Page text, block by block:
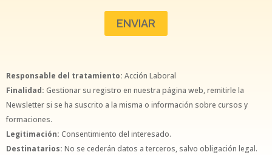
Responsable del tratamiento: Acción Laboral
Finalidad: Gestionar su registro en nuestra página web, remitirle la
Newsletter si se ha suscrito a la misma o información sobre cursos y
formaciones.
Legitimación: Consentimiento del interesado.
Destinatarios: No se cederán datos a terceros, salvo obligación legal.